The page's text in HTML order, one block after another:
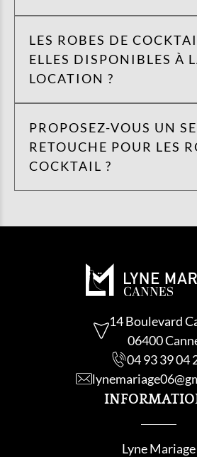
LES ROBES DE
ELLES DISPONIBLES À
LOCATION ?
PROPOSEZ-VOUS UN
RETOUCHE POUR LES
COCKTAIL ?
14 Boulevard
06400
04 93 39 04
Lyne Mariage